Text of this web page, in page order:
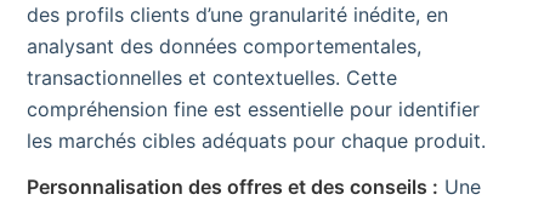
des profils clients d’une granularité inédite, en
analysant des données comportementales,
transactionnelles et contextuelles. Cette
compréhension fine est essentielle pour identifier
les marchés cibles adéquats pour chaque produit.
Personnalisation des offres et des conseils : Une